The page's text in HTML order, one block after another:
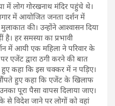
लोग गोरखनाथ मंदिर पहुंचे थे।
में आयोजित जनता दर्शन में
की। उन्होंने आश्वासन दिया
हर समस्या का प्रभावी
में आयी एक महिला ने परिवार के
द्वारा ठगी करने की बात
कहा कि इस चक्कर में न पड़िए।
हुए कहा कि एजेंट के खिलाफ
पूरा पैसा वापस दिलाया जाए।
से विदेश जाने पर लोगों को वहां